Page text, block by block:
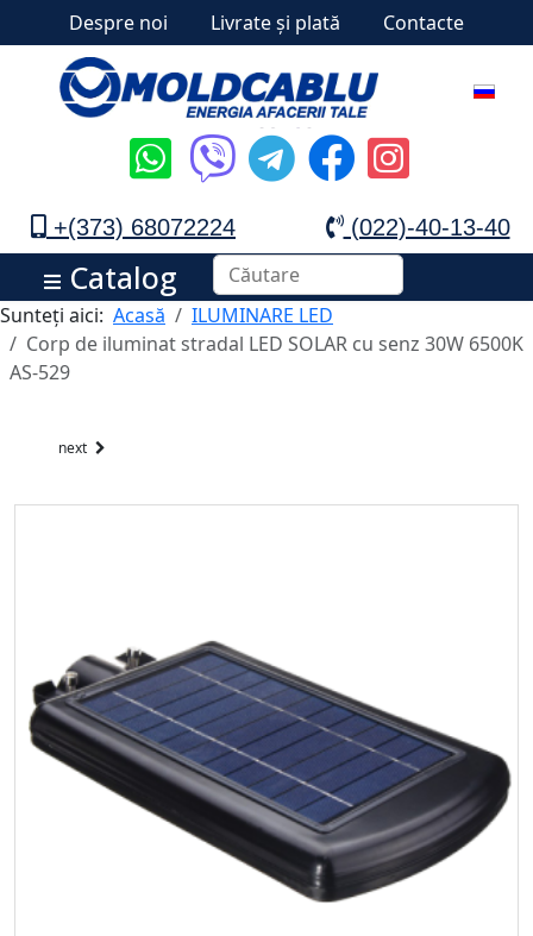
Despre noi Livrate și plată Contacte
+(373) 68072224 (022)-40-13-40
Catalog
Sunteți aici: Acasă
ILUMINARE LED
Corp de iluminat stradal LED SOLAR cu senz 30W 6500K
AS-529
next